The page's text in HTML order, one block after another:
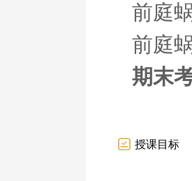
前庭
前庭
期末
授课目标